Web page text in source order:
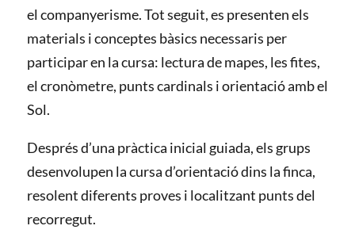
el companyerisme. Tot seguit, es presenten els
materials i conceptes bàsics necessaris per
participar en la cursa: lectura de mapes, les fites,
el cronòmetre, punts cardinals i orientació amb el
Sol.
Després d’una pràctica inicial guiada, els grups
desenvolupen la cursa d’orientació dins la finca,
resolent diferents proves i localitzant punts del
recorregut.